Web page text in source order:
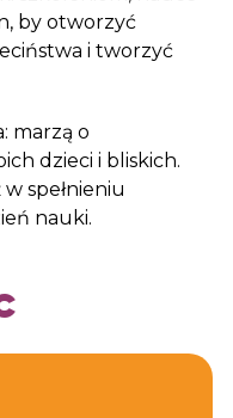
by otworzyć
i tworzyć
marzą o
dzieci i bliskich.
spełnieniu
nauki.